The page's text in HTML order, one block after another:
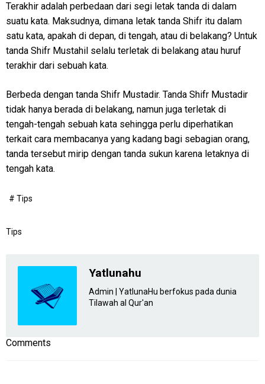
Terakhir adalah perbedaan dari segi letak tanda di dalam
suatu kata. Maksudnya, dimana letak tanda Shifr itu dalam
satu kata, apakah di depan, di tengah, atau di belakang? Untuk
tanda Shifr Mustahil selalu terletak di belakang atau huruf
terakhir dari sebuah kata.
Berbeda dengan tanda Shifr Mustadir. Tanda Shifr Mustadir
tidak hanya berada di belakang, namun juga terletak di
tengah-tengah sebuah kata sehingga perlu diperhatikan
terkait cara membacanya yang kadang bagi sebagian orang,
tanda tersebut mirip dengan tanda sukun karena letaknya di
tengah kata.
# Tips
Tips
Yatlunahu
Admin | YatlunaHu berfokus pada dunia
Tilawah al Qur'an
Comments